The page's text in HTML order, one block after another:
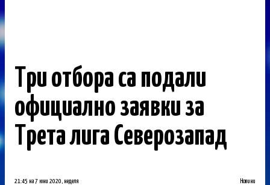
Три отбора са подали
официално заявки за
Трета лига Северозапад
21:45 на 7 юни 2020, неделя Новини